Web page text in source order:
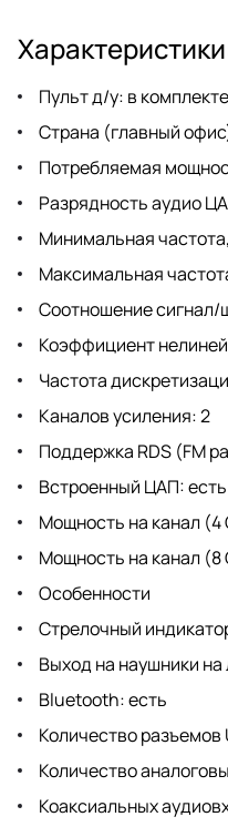
Пульт д/у: в комплекте
Страна (главный
Потребляемая
Разрядность аудио
Минимальная
Максимальная
Соотношение сигнал/
Коэффициент
Частота
Каналов усиления: 2
Поддержка RDS (FM
Встроенный ЦАП: есть
Мощность на канал
Мощность на канал (8
Особенности
Стрелочный
Выход на наушники
Bluetooth: есть
Количество разъемов
Количество
Коаксиальных